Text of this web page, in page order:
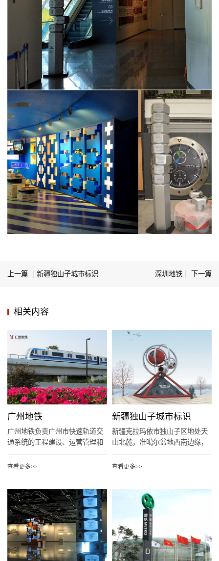
上一篇 新疆独山子城市标识 深圳地铁 下一篇
相关内容
广州地铁
广州地铁负责广州市快速轨道交
通系统的工程建设、运营管理和
附属...
查看更多>>
新疆独山子城市标识
新疆克拉玛依市独山子区地处天
山北麓，准噶尔盆地西南边缘，
南屏...
查看更多>>